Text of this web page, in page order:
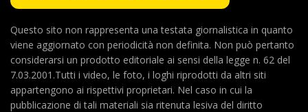
Questo sito non rappresenta una testata giornalistica in quanto
viene aggiornato con periodicità non definita. Non può pertanto
considerarsi un prodotto editoriale ai sensi della legge n. 62 del
7.03.2001.Tutti i video, le foto, i loghi riprodotti da altri siti
appartengono ai rispettivi proprietari. Nel caso in cui la
pubblicazione di tali materiali sia ritenuta lesiva del diritto